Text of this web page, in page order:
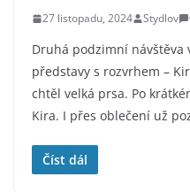
27 listopadu, 2024 Stydlov
Druhá podzimní návštěva
představy s rozvrhem –
chtěl velká prsa. Po
Kira. I přes oblečení už
Číst dál